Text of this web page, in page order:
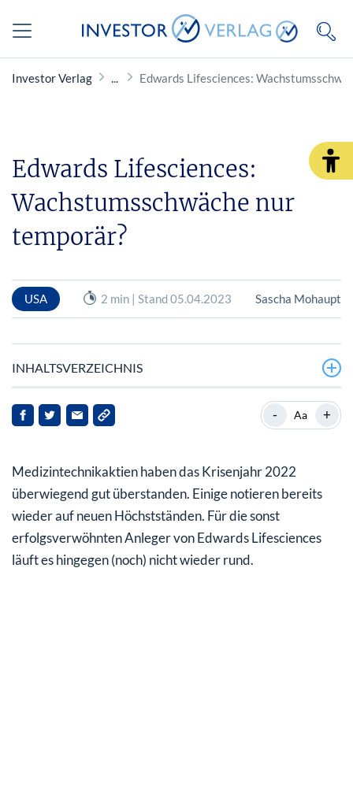
Investor Verlag Edwards Lifesciences:
Edwards Lifesciences:
Wachstumsschwäche nur
temporär?
USA 2 min | Stand 05.04.2023 Sascha Mohaupt
INHALTSVERZEICHNIS
Kurzportrait
Weniger Wachstum im Jahr 2022
Aktie kein Schnäppchen
- Aa +
Medizintechnikaktien haben das Krisenjahr 2022
überwiegend gut überstanden. Einige notieren bereits
wieder auf neuen Höchstständen. Für die sonst
erfolgsverwöhnten Anleger von Edwards Lifesciences
läuft es hingegen (noch) nicht wieder rund.